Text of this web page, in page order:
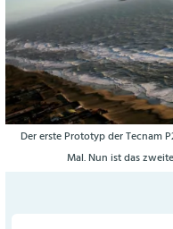
Der erste Prototyp der Tecnam
Mal. Nun ist das